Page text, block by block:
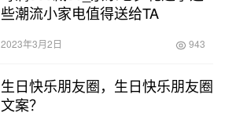
些潮流小家电值得送给TA
2023年3月2日 943
生日快乐朋友圈，生日快乐朋友圈
文案？